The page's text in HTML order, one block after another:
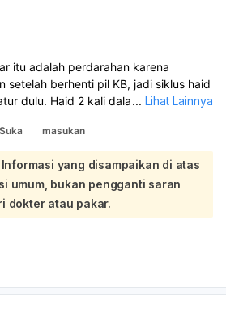
itu adalah perdarahan karena
setelah berhenti pil KB, jadi siklus haid
dulu. Haid 2 kali dalam sebulan juga
nyeri hebat, lemas sekali, atau
periksa ke dokter kandungan:
minum pil KB pada 5 Agustus, lalu 7
disertai kram, mules, dan lemas, ini
oleh perubahan hormon
pil. Setelah stop pil KB, tubuh
waktu untuk menyesuaikan siklus
hari, kemungkinan masih dalam batas
... Lihat Lainnya
Suka masukan
Informasi yang disampaikan di atas
umum, bukan pengganti saran
dokter atau pakar.